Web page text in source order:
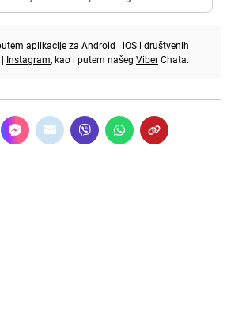
aplikacije za Android | iOS i društvenih
| Instagram, kao i putem našeg ViberChata.